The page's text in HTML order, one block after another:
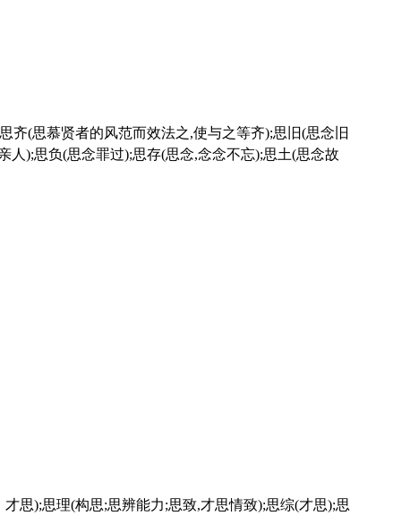
人);思负(思念罪过);思存(思念,念念不忘);思土(思念故